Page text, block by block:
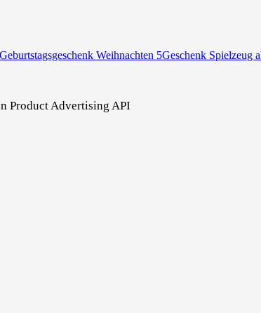
Weihnachten 5Geschenk Spielzeug
Product Advertising API